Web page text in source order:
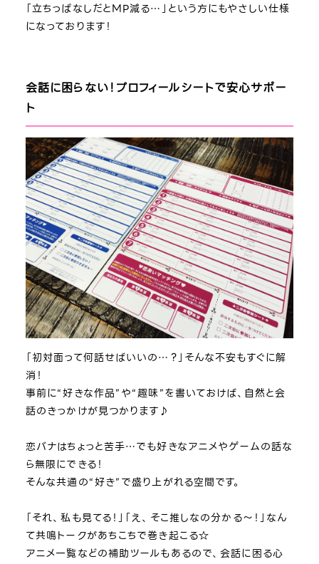
「立ちっぱなしだとMP減る…」という方にもやさしい仕様
になっております！
会話に困らない！プロフィールシートで安心サポー
ト
「初対面って何話せばいいの…？」そんな不安もすぐに解
消！
事前に“好きな作品”や“趣味”を書いておけば、自然と会
話のきっかけが見つかります♪
恋バナはちょっと苦手…でも好きなアニメやゲームの話な
ら無限にできる！
そんな共通の“好き”で盛り上がれる空間です。
「それ、私も見てる！」「え、そこ推しなの分かる～！」なん
て共鳴トークがあちこちで巻き起こる☆
アニメ一覧などの補助ツールもあるので、会話に困る心